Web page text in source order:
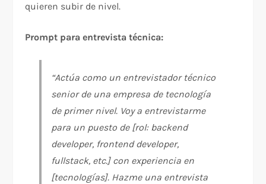
quieren subir de nivel.
Prompt para entrevista técnica:
“Actúa como un entrevistador técnico
senior de una empresa de tecnología
de primer nivel. Voy a entrevistarme
para un puesto de [rol: backend
developer, frontend developer,
fullstack, etc.] con experiencia en
[tecnologías]. Hazme una entrevista